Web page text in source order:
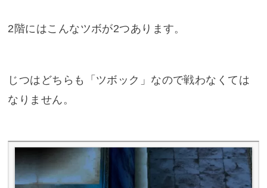
2階にはこんなツボが2つあります。
じつはどちらも「ツボック」なので戦わなくては
なりません。